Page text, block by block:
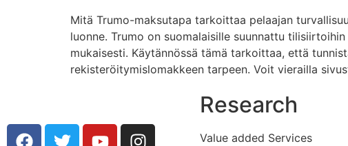
Mitä Trumo-maksutapa tarkoittaa pelaajan
luonne. Trumo on suomalaisille suunnattu
mukaisesti. Käytännössä tämä tarkoittaa, että
rekisteröitymislomakkeen tarpeen. Voit vierailla
Research
Value added Services